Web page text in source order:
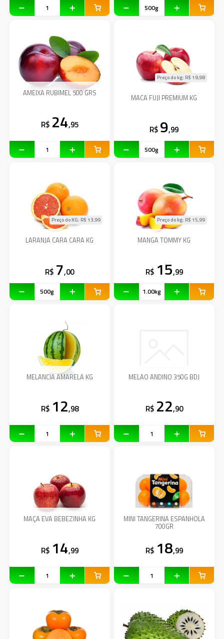
AMEIXA RUBIMEL 500 GRS
R$ 24,95
MACA FUJI PREMIUM KG
Preço do kg: R$ 19,98
R$ 9,99
LARANJA CARA CARA KG
Preço do KG: R$ 13,99
R$ 7,00
MANGA TOMMY KG
Preço do kg: R$ 15,99
R$ 15,99
MELANCIA AMARELA KG
R$ 12,98
MELAO ANDINO 350G BDJ
R$ 22,90
MAÇA EVA BEBEZINHA KG
R$ 14,99
MINI TANGERINA ESPANHOLA
700GR
R$ 18,99